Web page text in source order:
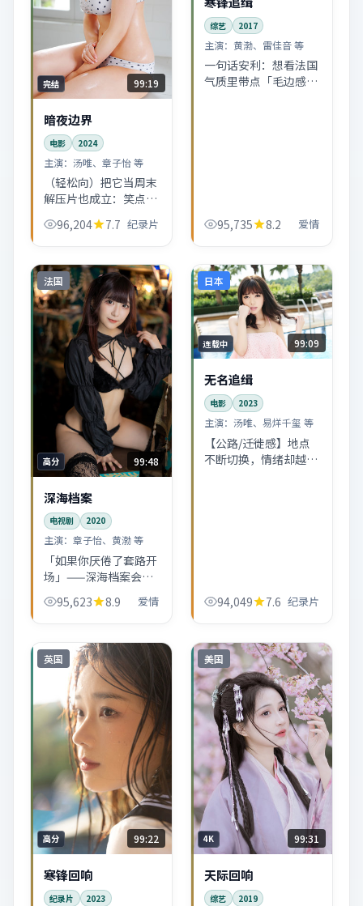
完结 99:19
暗夜边界
电影 2024
主演： 汤唯、章子怡 等
（轻松向）把它当周末
解压片也成立：笑点不
硬拗，泪点不强迫。纪
录片外壳下藏着一串温
96,204 7.7 纪录片
综艺 2017
主演： 黄渤、雷佳音 等
一句话安利：想看法国
气质里带点「毛边感」
95,735 8.2 爱情
法国
高分 99:48
深海档案
电视剧 2020
主演： 章子怡、黄渤 等
「如果你厌倦了套路开
场」——深海档案会用
一场看似日常的小事故
撬开整条故事线。章子
慢热，越往后越上头。
95,623 8.9 爱情
日本
连载中 99:09
无名追缉
电影 2023
主演： 汤唯、易烊千玺 等
【公路/迁徙感】地点
不断切换，情绪却越来
94,049 7.6 纪录片
英国
高分 99:22
寒锋回响
纪录片 2023
美国
4K 99:31
天际回响
综艺 2019